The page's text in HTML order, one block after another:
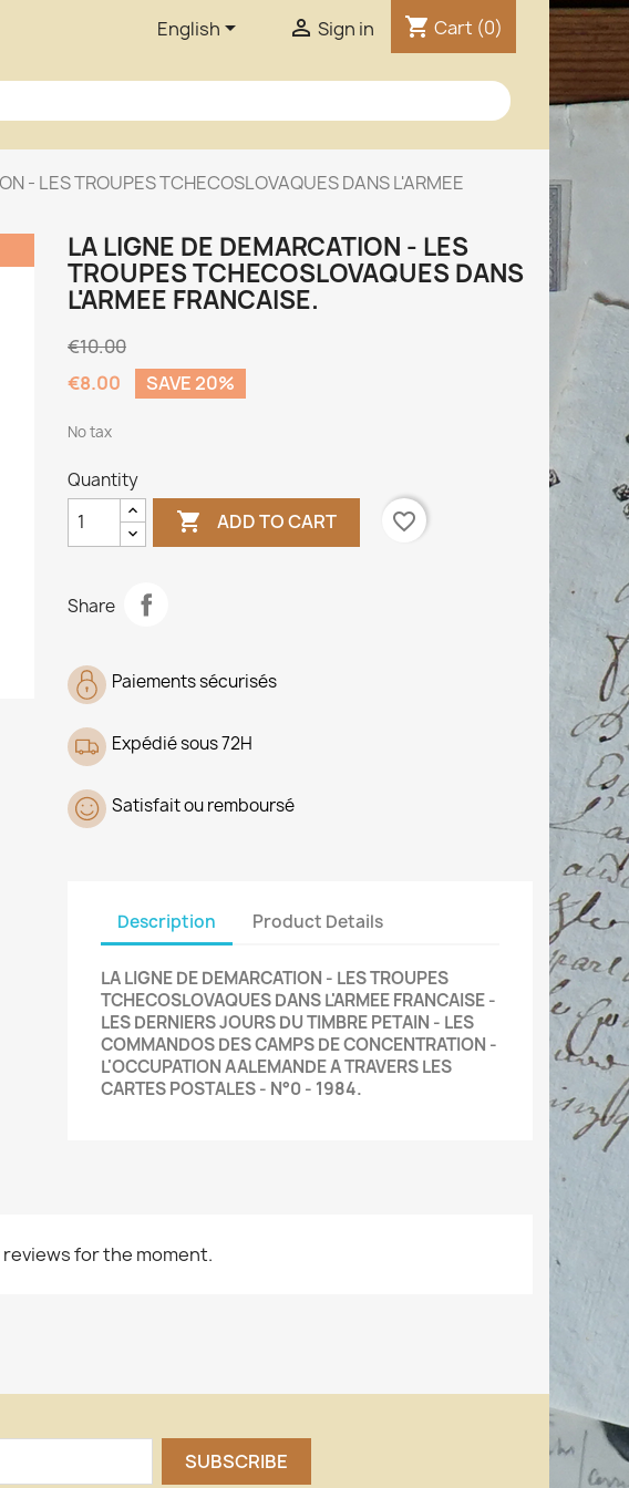
English  Sign in shopping_cart Cart (0)
- LES TROUPES TCHECOSLOVAQUES DANS L'ARMEE
LA LIGNE DE DEMARCATION - LES
TROUPES TCHECOSLOVAQUES DANS
L'ARMEE FRANCAISE.
€10.00
€8.00
SAVE 20%
No tax
Quantity
 ADD TO CART favorite_border
Share
Paiements sécurisés
Expédié sous 72H
Satisfait ou remboursé
Description Product Details
LA LIGNE DE DEMARCATION - LES TROUPES
TCHECOSLOVAQUES DANS L'ARMEE FRANCAISE -
LES DERNIERS JOURS DU TIMBRE PETAIN - LES
COMMANDOS DES CAMPS DE CONCENTRATION -
L'OCCUPATION AALEMANDE A TRAVERS LES
CARTES POSTALES - N°0 - 1984.
for the moment.